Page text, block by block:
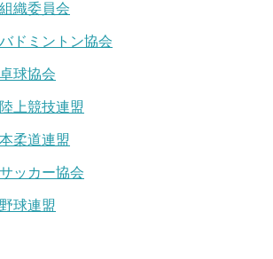
織委員会
ドミントン協会
球協会
上競技連盟
柔道連盟
ッカー協会
球連盟